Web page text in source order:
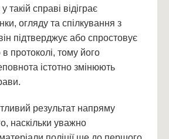
такій справі відіграє
огляду та спілкування з
підтверджує або спростовує
протоколі, тому його
істотно змінюють
результат напряму
наскільки уважно